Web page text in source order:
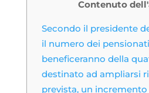
Contenuto
Secondo il presidente
il numero dei
beneficeranno della
destinato ad ampliarsi
prevista, un